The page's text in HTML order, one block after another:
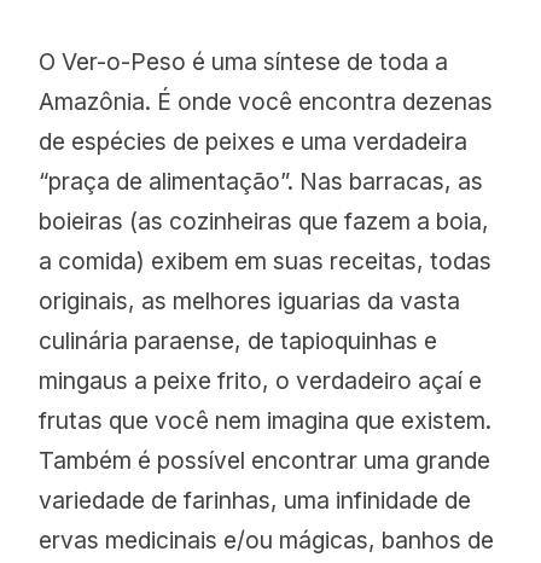
O Ver-o-Peso é uma síntese de toda a
Amazônia. É onde você encontra dezenas
de espécies de peixes e uma verdadeira
“praça de alimentação”. Nas barracas, as
boieiras (as cozinheiras que fazem a boia,
a comida) exibem em suas receitas, todas
originais, as melhores iguarias da vasta
culinária paraense, de tapioquinhas e
mingaus a peixe frito, o verdadeiro açaí e
frutas que você nem imagina que existem.
Também é possível encontrar uma grande
variedade de farinhas, uma infinidade de
ervas medicinais e/ou mágicas, banhos de